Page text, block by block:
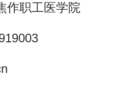
作职工医学院